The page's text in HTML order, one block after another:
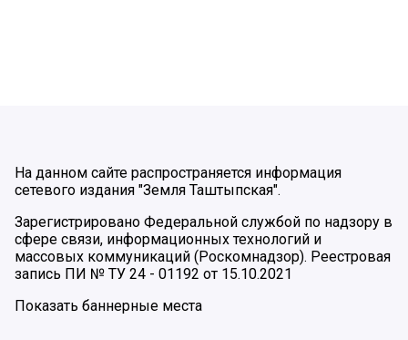
На данном сайте распространяется информация
сетевого издания "Земля Таштыпская".
Зарегистрировано Федеральной службой по надзору в
сфере связи, информационных технологий и
массовых коммуникаций (Роскомнадзор). Реестровая
запись ПИ № ТУ 24 - 01192 от 15.10.2021
Показать баннерные места